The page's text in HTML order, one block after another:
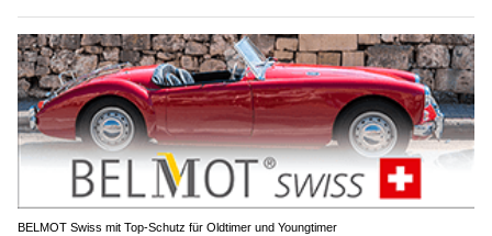
BELMOT Swiss mit Top-Schutz für Oldtimer und Youngtimer